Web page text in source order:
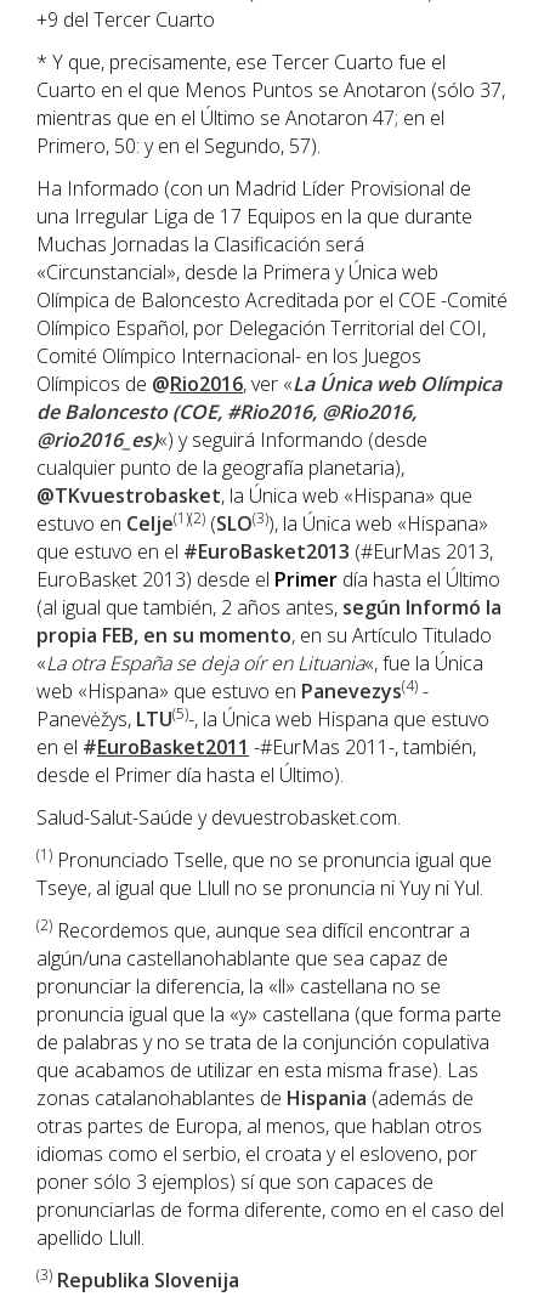
+9 del Tercer Cuarto
* Y que, precisamente, ese Tercer Cuarto fue el
Cuarto en el que Menos Puntos se Anotaron (sólo 37,
mientras que en el Último se Anotaron 47; en el
Primero, 50: y en el Segundo, 57).
Ha Informado (con un Madrid Líder Provisional de
una Irregular Liga de 17 Equipos en la que durante
Muchas Jornadas la Clasificación será
«Circunstancial», desde la Primera y Única web
Olímpica de Baloncesto Acreditada por el COE -Comité
Olímpico Español, por Delegación Territorial del COI,
Comité Olímpico Internacional- en los Juegos
Olímpicos de @Rio2016, ver «La Única web Olímpica
de Baloncesto (COE, #Rio2016, @Rio2016,
@rio2016_es)«) y seguirá Informando (desde
cualquier punto de la geografía planetaria),
@TKvuestrobasket, la Única web «Hispana» que
estuvo en Celje(1)(2) (SLO(3)), la Única web «Hispana»
que estuvo en el #EuroBasket2013 (#EurMas 2013,
EuroBasket 2013) desde el Primer día hasta el Último
(al igual que también, 2 años antes, según Informó la
propia FEB, en su momento, en su Artículo Titulado
«La otra España se deja oír en Lituania«, fue la Única
web «Hispana» que estuvo en Panevezys(4) -
Panevėžys, LTU(5)-, la Única web Hispana que estuvo
en el #EuroBasket2011 -#EurMas 2011-, también,
desde el Primer día hasta el Último).
Salud-Salut-Saúde y devuestrobasket.com.
(1) Pronunciado Tselle, que no se pronuncia igual que
Tseye, al igual que Llull no se pronuncia ni Yuy ni Yul.
(2) Recordemos que, aunque sea difícil encontrar a
algún/una castellanohablante que sea capaz de
pronunciar la diferencia, la «ll» castellana no se
pronuncia igual que la «y» castellana (que forma parte
de palabras y no se trata de la conjunción copulativa
que acabamos de utilizar en esta misma frase). Las
zonas catalanohablantes de Hispania (además de
otras partes de Europa, al menos, que hablan otros
idiomas como el serbio, el croata y el esloveno, por
poner sólo 3 ejemplos) sí que son capaces de
pronunciarlas de forma diferente, como en el caso del
apellido Llull.
(3) Republika Slovenija